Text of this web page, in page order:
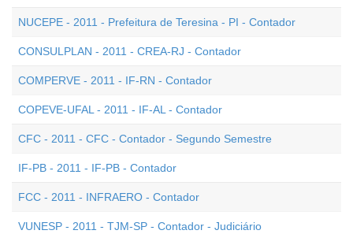
NUCEPE - 2011 - Prefeitura de Teresina - PI - Contador
CONSULPLAN - 2011 - CREA-RJ - Contador
COMPERVE - 2011 - IF-RN - Contador
COPEVE-UFAL - 2011 - IF-AL - Contador
CFC - 2011 - CFC - Contador - Segundo Semestre
IF-PB - 2011 - IF-PB - Contador
FCC - 2011 - INFRAERO - Contador
VUNESP - 2011 - TJM-SP - Contador - Judiciário